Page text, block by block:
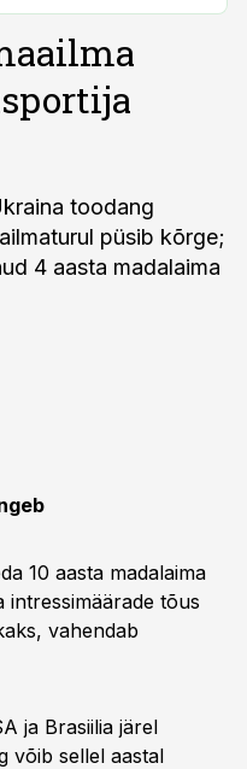
toodang
püsib kõrge;
4 aasta madalaima
10 aasta madalaima
intressimäärade tõus
vahendab
ja Brasiilia järel
võib sellel aastal